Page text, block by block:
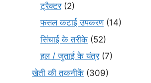
ट्रैक्टर(2)
फसल कटाई उपकरण(14)
सिंचाई के तरीके (52)
हल / जुताई के यंत्र(7)
खेती की तकनीकें (309)